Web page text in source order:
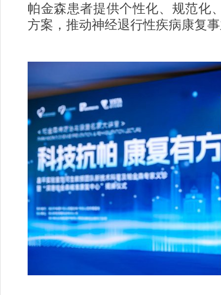
帕金森患者提供个性化、规范化
方案，推动神经退行性疾病康复